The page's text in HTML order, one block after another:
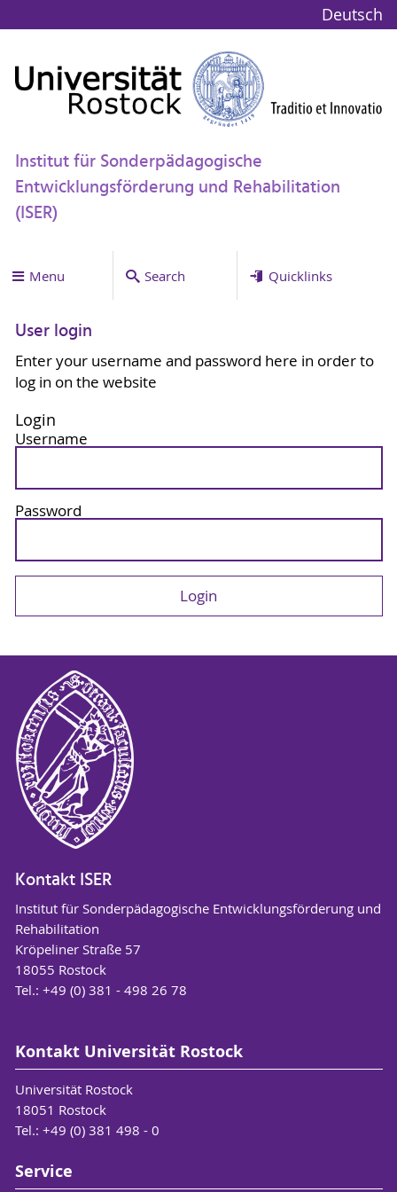
Deutsch
Institut für Sonderpädagogische
Entwicklungsförderung und Rehabilitation
(ISER)
Menu Search Quicklinks
User login
Enter your username and password here in order to
log in on the website
Login
Username
Password
Kontakt ISER
Institut für Sonderpädagogische Entwicklungsförderung und
Rehabilitation
Kröpeliner Straße 57
18055 Rostock
Tel.: +49 (0) 381 - 498 26 78
Kontakt Universität Rostock
Universität Rostock
18051 Rostock
Tel.: +49 (0) 381 498 - 0
Service